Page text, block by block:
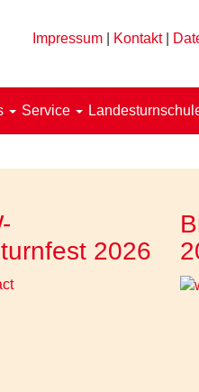
Impressum Kontakt|
Service
2026